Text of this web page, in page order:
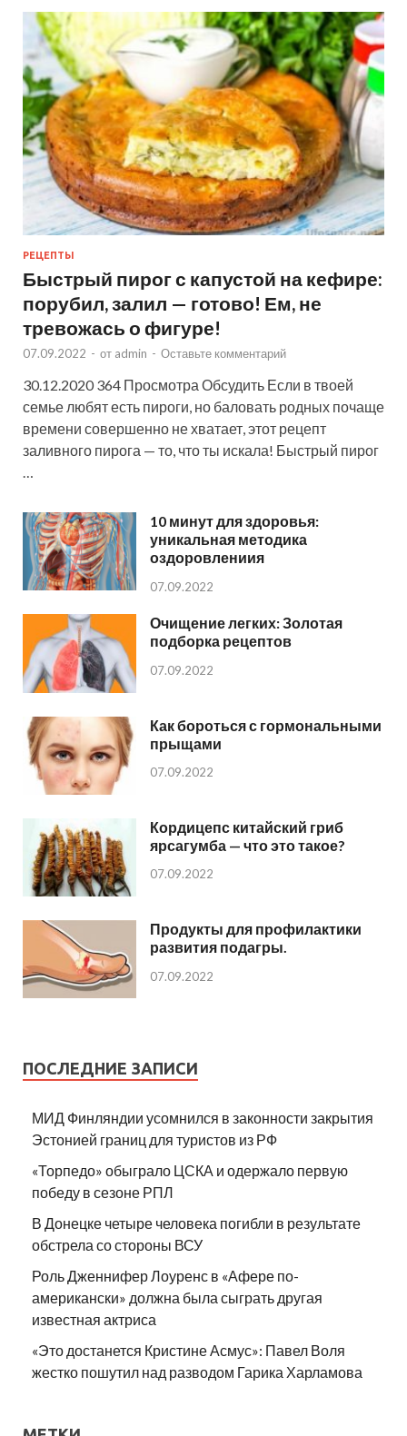
РЕЦЕПТЫ
Быстрый пирог с капустой на кефире:
порубил, залил — готово! Ем, не
тревожась о фигуре!
07.09.2022 - от admin - Оставьте комментарий
30.12.2020 364 Просмотра Обсудить Если в твоей
семье любят есть пироги, но баловать родных почаще
времени совершенно не хватает, этот рецепт
заливного пирога — то, что ты искала! Быстрый пирог
…
10 минут для здоровья:
уникальная методика
оздоровлениия
07.09.2022
Очищение легких: Золотая
подборка рецептов
07.09.2022
Как бороться с гормональными
прыщами
07.09.2022
Кордицепс китайский гриб
ярсагумба — что это такое?
07.09.2022
Продукты для профилактики
развития подагры.
07.09.2022
ПОСЛЕДНИЕ ЗАПИСИ
МИД Финляндии усомнился в законности закрытия
Эстонией границ для туристов из РФ
«Торпедо» обыграло ЦСКА и одержало первую
победу в сезоне РПЛ
В Донецке четыре человека погибли в результате
обстрела со стороны ВСУ
Роль Дженнифер Лоуренс в «Афере по-
американски» должна была сыграть другая
известная актриса
«Это достанется Кристине Асмус»: Павел Воля
жестко пошутил над разводом Гарика Харламова